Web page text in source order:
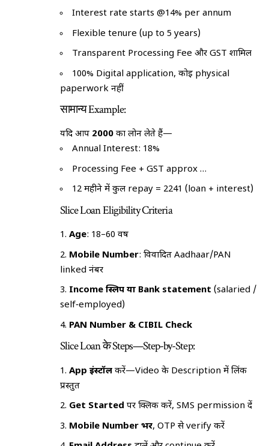
Interest rate starts @14% per annum
Flexible tenure (up to 5 years)
Transparent Processing Fee और GST शामिल
100% Digital application, कोई physical
paperwork नहीं
सामान्य Example:
यदि आप ₹2000 का लोन लेते हैं—
Annual Interest: 18%
Processing Fee + GST approx ₹…
12 महीने में कुल repay = ₹2241 (loan + interest)
Slice Loan Eligibility Criteria
Age: 18–60 वर्ष
Mobile Number: विवादित Aadhaar/PAN
linked नंबर
Income स्लिप या Bank statement (salaried /
self‑employed)
PAN Number & CIBIL Check
Slice Loan के Steps—Step-by-Step:
App इंस्टॉल करें—Video के Description में लिंक
प्रस्तुत
Get Started पर क्लिक करें, SMS permission दें
Mobile Number भरें, OTP से verify करें